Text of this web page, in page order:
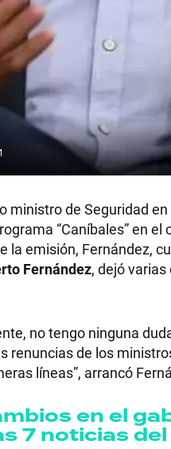
ministro de Seguridad
“Caníbales” en
la emisión, Fernández,
Fernández, dejó
no tengo ninguna
renuncias de los
líneas”, arrancó
en el
7 noticias del